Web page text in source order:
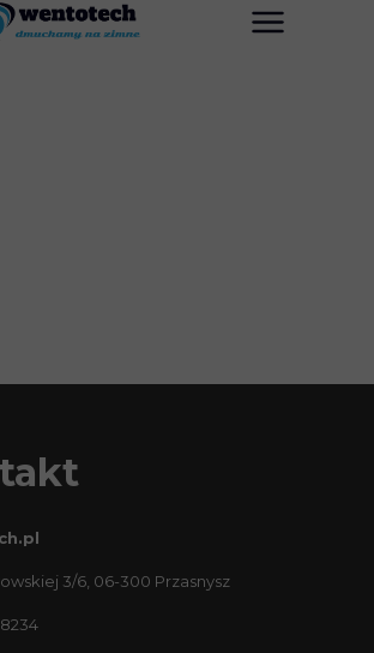
3/6, 06-300 Przasnysz